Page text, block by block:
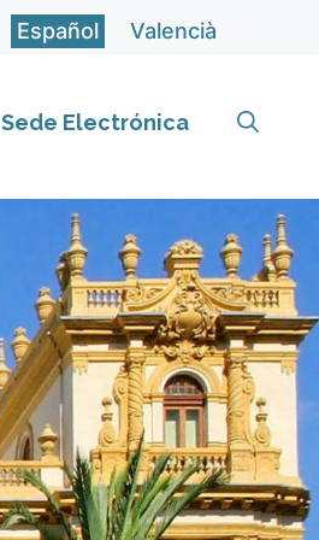
Español Valencià
Sede Electrónica